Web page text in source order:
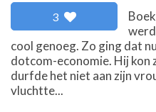
3
cool genoeg. Zo ging dat
dotcom-economie. Hij kon
durfde het niet aan zijn
vluchtte...